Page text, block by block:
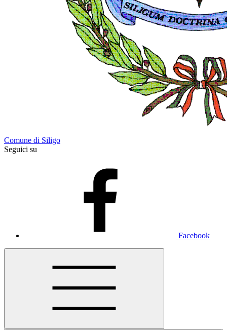
Comune di Siligo
Seguici su
Facebook